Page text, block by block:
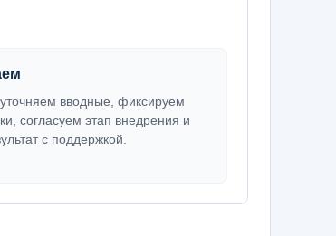
вводные, фиксируем
согласуем этап внедрения и
с поддержкой.